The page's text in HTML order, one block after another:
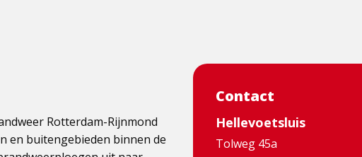
Rotterdam-Rijnmond
en buitengebieden binnen de
Contact
Hellevoetsluis
Tolweg 45a